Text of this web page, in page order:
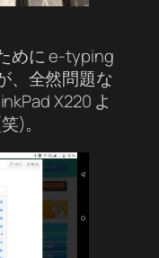
めに e-typing
、全然問題な
X220 よ
)。